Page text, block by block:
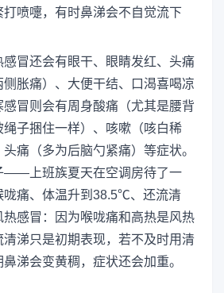
喷嚏，有时鼻涕会不自觉流下
感冒还会有眼干、眼睛发红、头痛
侧胀痛）、大便干结、口渴喜喝凉
冒则会有周身酸痛（尤其是腰背
子捆住一样）、咳嗽（咳白稀
痛（多为后脑勺紧痛）等症状。
——上班族夏天在空调房待了一
咙痛、体温升到38.5℃、还流清
热感冒：因为喉咙痛和高热是风热
清涕只是初期表现，若不及时用清
涕会变黄稠，症状还会加重。